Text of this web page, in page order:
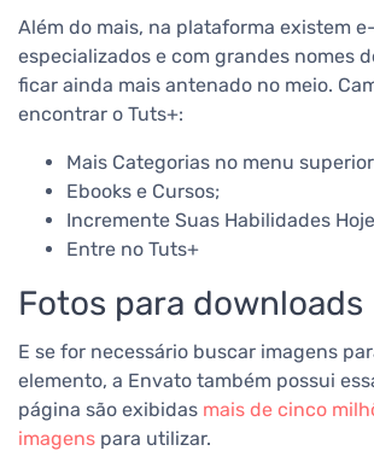
Além do mais, na plataforma existem
especializados e com grandes nomes
ficar ainda mais antenado no meio.
encontrar o Tuts+:
Mais Categorias no menu
Ebooks e Cursos;
Incremente Suas Habilidades
Entre no Tuts+
Fotos para downloads
E se for necessário buscar imagens
elemento, a Envato também possui
página são exibidas mais de cinco
imagens para utilizar.